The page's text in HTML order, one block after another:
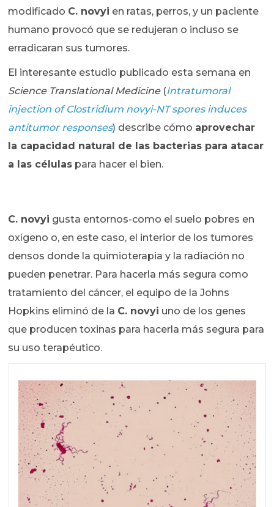
modificado C. novyi en ratas, perros, y un paciente
humano provocó que se redujeran o incluso se
erradicaran sus tumores.
El interesante estudio publicado esta semana en
Science Translational Medicine(Intratumoral
injection of Clostridium novyi-NT spores induces
antitumor responses) describe cómo aprovechar
la capacidad natural de las bacterias para atacar
a las células para hacer el bien.
C. novyi gusta entornos-como el suelo pobres en
oxígeno o, en este caso, el interior de los tumores
densos donde la quimioterapia y la radiación no
pueden penetrar. Para hacerla más segura como
tratamiento del cáncer, el equipo de la Johns
Hopkins eliminó de la C. novyi uno de los genes
que producen toxinas para hacerla más segura para
su uso terapéutico.